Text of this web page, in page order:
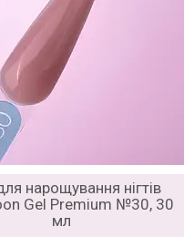
нарощування нігтів
Gel Premium №30, 30
мл